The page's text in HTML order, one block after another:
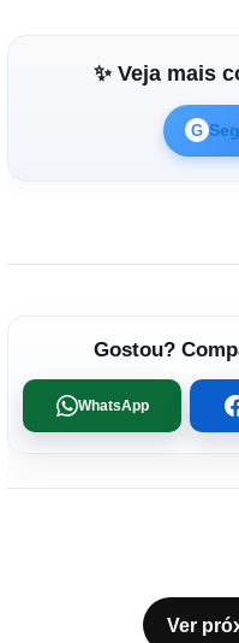
✨ Veja mais
G
Gostou?
WhatsApp
Ver